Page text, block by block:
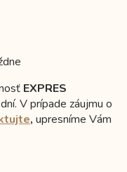
EXPRES
V prípade záujmu o
, upresníme Vám